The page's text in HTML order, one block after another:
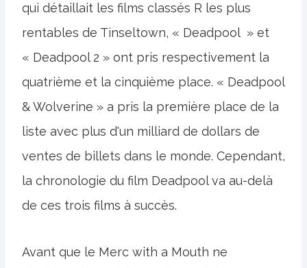
qui détaillait les films classés R les plus
rentables de Tinseltown, « Deadpool » et
« Deadpool 2 » ont pris respectivement la
quatrième et la cinquième place. « Deadpool
& Wolverine » a pris la première place de la
liste avec plus d'un milliard de dollars de
ventes de billets dans le monde. Cependant,
la chronologie du film Deadpool va au-delà
de ces trois films à succès.
Avant que le Merc with a Mouth ne